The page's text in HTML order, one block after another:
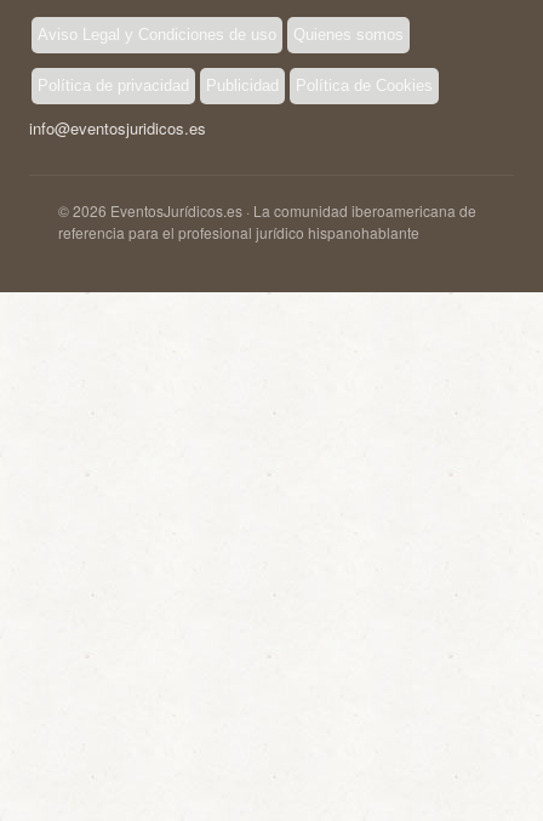
Aviso Legal y Condiciones de uso Quienes somos
Política de privacidad Publicidad Política de Cookies
info@eventosjuridicos.es
© 2026 EventosJurídicos.es · La comunidad iberoamericana de
referencia para el profesional jurídico hispanohablante